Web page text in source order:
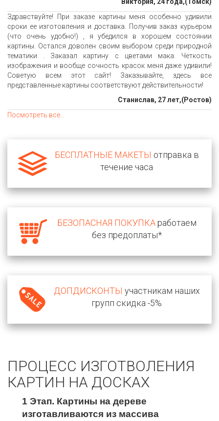
Виктория, 24 года,(Томск)
Здравствуйте! При заказе картины меня особенно удивили
сроки ее изготовления и доставка. Получив заказ курьером
(что очень удобно!) , я убедился в хорошем состоянии
картины. Остался доволен своим выбором среди природной
тематики . Заказал картину с цветами мака. Четкость
изображения и вообще сочность красок меня даже удивили!
Советую всем этот сайт! Заказывайте, здесь все
представленные картины соответствуют действительности!
Станислав, 27 лет,(Ростов)
Посмотреть все...
БЕСПЛАТНЫЕ МАКЕТЫ отправка в
течение часа
БЕЗОПАСНАЯ ПОКУПКАработаем
без предоплаты*
ДОПДИСКОНТЫ участникам наших
групп скидка -5%
ПРОЦЕСС ИЗГОТВОЛЕНИЯ
КАРТИН НА ДОСКАХ
1 Этап. Картины на дереве
изготавливаются из массива